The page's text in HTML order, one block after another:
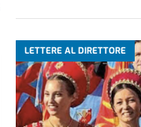
LETTERE AL DIRETTORE